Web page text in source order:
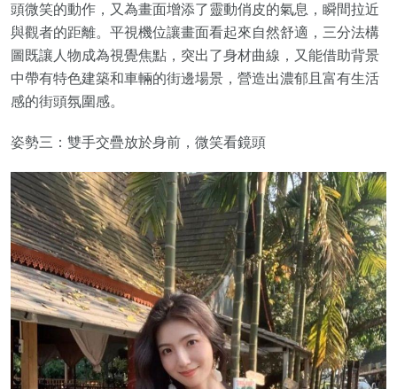
頭微笑的動作，又為畫面增添了靈動俏皮的氣息，瞬間拉近
與觀者的距離。平視機位讓畫面看起來自然舒適，三分法構
圖既讓人物成為視覺焦點，突出了身材曲線，又能借助背景
中帶有特色建築和車輛的街邊場景，營造出濃郁且富有生活
感的街頭氛圍感。
姿勢三：雙手交疊放於身前，微笑看鏡頭